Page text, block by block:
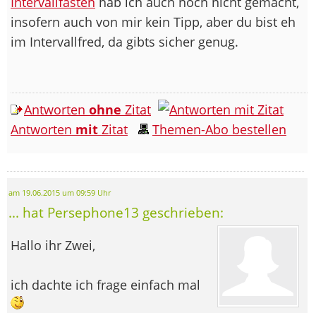
insofern auch von mir kein Tipp, aber du bist eh
im Intervallfred, da gibts sicher genug.
Antworten ohne Zitat
Antworten mit Zitat Themen-Abo bestellen
am 19.06.2015 um 09:59 Uhr
... hat Persephone13 geschrieben:
Hallo ihr Zwei,
ich dachte ich frage einfach mal